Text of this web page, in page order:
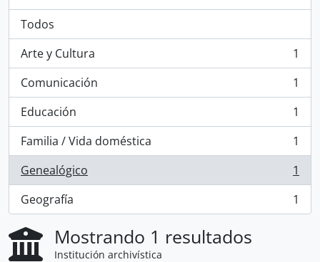
Todos
Arte y Cultura
, 1 resultados
1
Comunicación
, 1 resultados
1
Educación
, 1 resultados
1
Familia / Vida doméstica
, 1 resultados
1
Genealógico
, 1 resultados
1
Geografía
, 1 resultados 1
Mostrando 1 resultados
Institución archivística